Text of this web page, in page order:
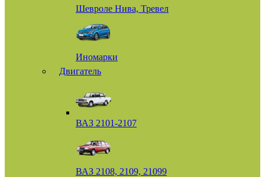
Шевроле Нива, Тревел
Иномарки
Двигатель
ВАЗ 2101-2107
ВАЗ 2108, 2109, 21099